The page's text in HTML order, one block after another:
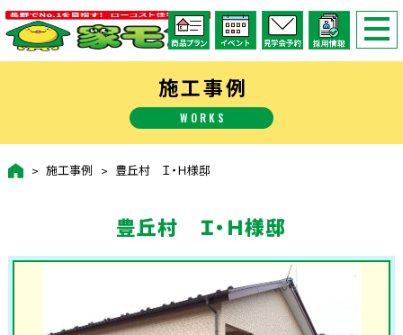
施工事例
WORKS
施工事例 豊丘村 Ｉ・Ｈ様邸
豊丘村 Ｉ・Ｈ様邸